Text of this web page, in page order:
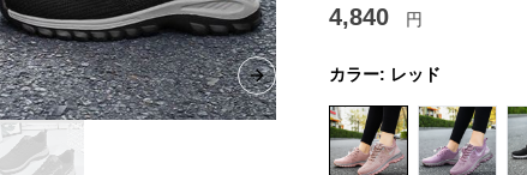
Next slide
4,840 円
カラー: レッド